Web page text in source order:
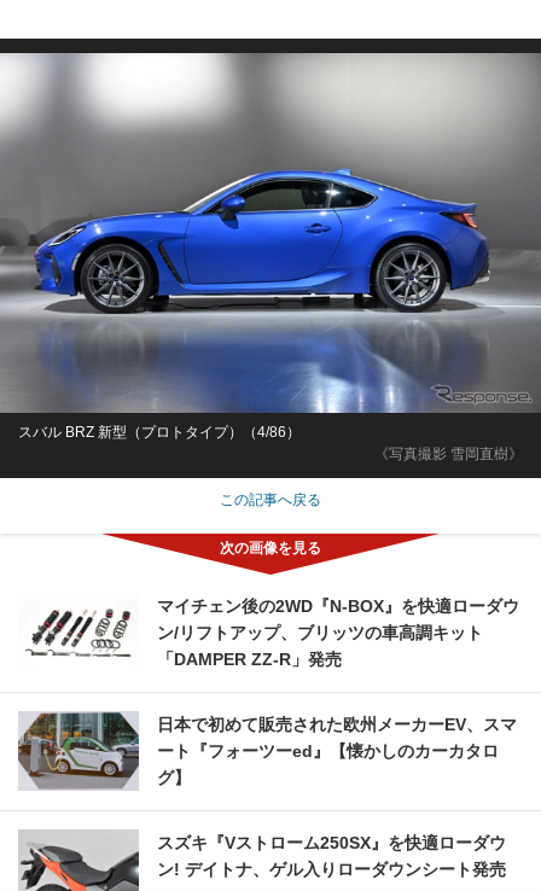
《写真撮影 雪岡直樹》
スバル BRZ 新型（プロトタイプ）（4/86）
この記事へ戻る
マイチェン後の2WD『N-BOX』を快適ローダウ
ン/リフトアップ、ブリッツの車高調キット
「DAMPER ZZ-R」発売
日本で初めて販売された欧州メーカーEV、スマ
ート『フォーツーed』【懐かしのカーカタロ
グ】
スズキ『Vストローム250SX』を快適ローダウ
ン! デイトナ、ゲル入りローダウンシート発売